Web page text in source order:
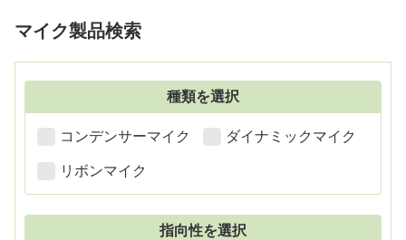
トは数多くいます。 その中でも
マイク製品検索
種類を選択
コンデンサーマイク ダイナミックマイク
リボンマイク
指向性を選択